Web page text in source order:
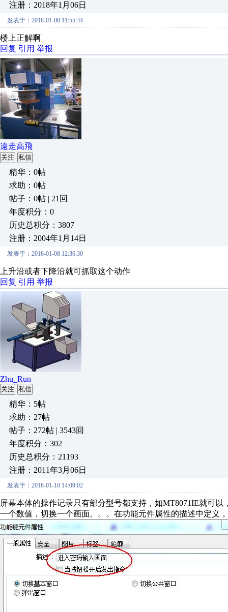
注册：2018年1月06日
发表于：2018-01-08 11:55:34
楼上正解啊
回复 引用 举报
遠走高飛
关注 私信
精华：0帖
求助：0帖
帖子：0帖 | 21回
年度积分：0
历史总积分：3807
注册：2004年1月14日
发表于：2018-01-08 12:36:30
上升沿或者下降沿就可抓取这个动作
回复 引用 举报
Zhu_Run
关注 私信
精华：5帖
求助：27帖
帖子：272帖 | 3543回
年度积分：302
历史总积分：21193
注册：2011年3月06日
发表于：2018-01-10 14:09:02
屏幕本体的操作记录只有部分型号都支持，如MT8071IE就可
一个数值，切换一个画面。。。在功能元件属性的描述中定义